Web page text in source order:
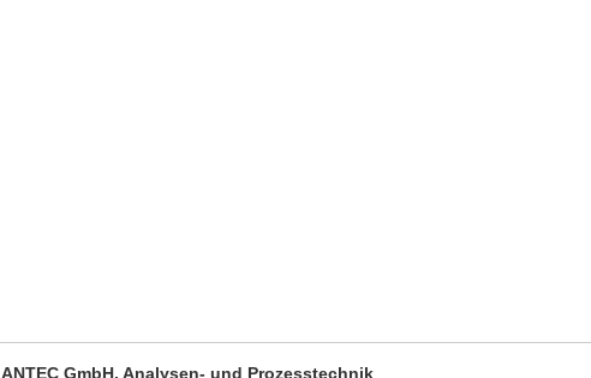
ANTEC GmbH, Analysen- und Prozesstechnik